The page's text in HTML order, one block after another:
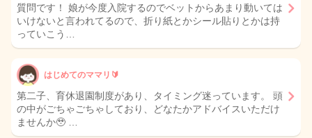
質問です！ 娘が今度入院するのでベットからあまり動いては
いけないと言われてるので、折り紙とかシール貼りとかは持
っていこう…
はじめてのママリ🔰
第二子、育休退園制度があり、タイミング迷っています。 頭
の中がごちゃごちゃしており、どなたかアドバイスいただけ
ませんか🥹 …